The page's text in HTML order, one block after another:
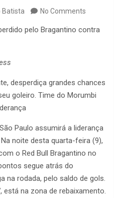
Batista No Comments
pelo Bragantino contra
desperdiça grandes chances
goleiro. Time do Morumbi
Paulo assumirá a liderança
noite desta quarta-feira (9),
o Red Bull Bragantino no
segue atrás do
na rodada, pelo saldo de gols.
está na zona de rebaixamento.